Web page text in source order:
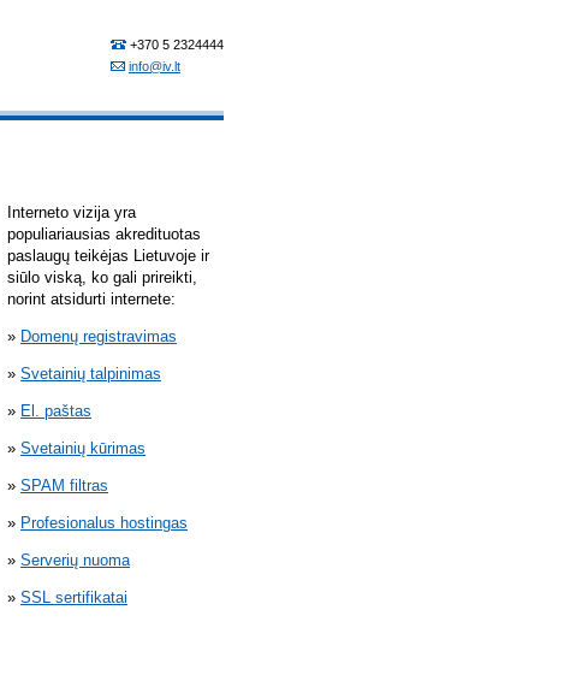
Interneto vizija yra
populiariausias akredituotas
paslaugų teikėjas Lietuvoje ir
siūlo viską, ko gali prireikti,
norint atsidurti internete:
Domenų registravimas
Svetainių talpinimas
El. paštas
Svetainių kūrimas
SPAM filtras
Profesionalus hostingas
Serverių nuoma
SSL sertifikatai